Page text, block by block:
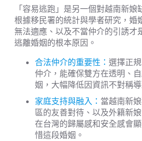
「容易逃跑」是另一個對越南新娘
根據移民署的統計與學者研究，婚
無法適應、以及不當仲介的引誘才
逃離婚姻的根本原因。
合法仲介的重要性： 選擇正
仲介，能確保雙方在透明、
姻，大幅降低因資訊不對稱
家庭支持與融入： 當越南新
區的友善對待、以及外籍新
在台灣的歸屬感和安全感會
惜這段婚姻。